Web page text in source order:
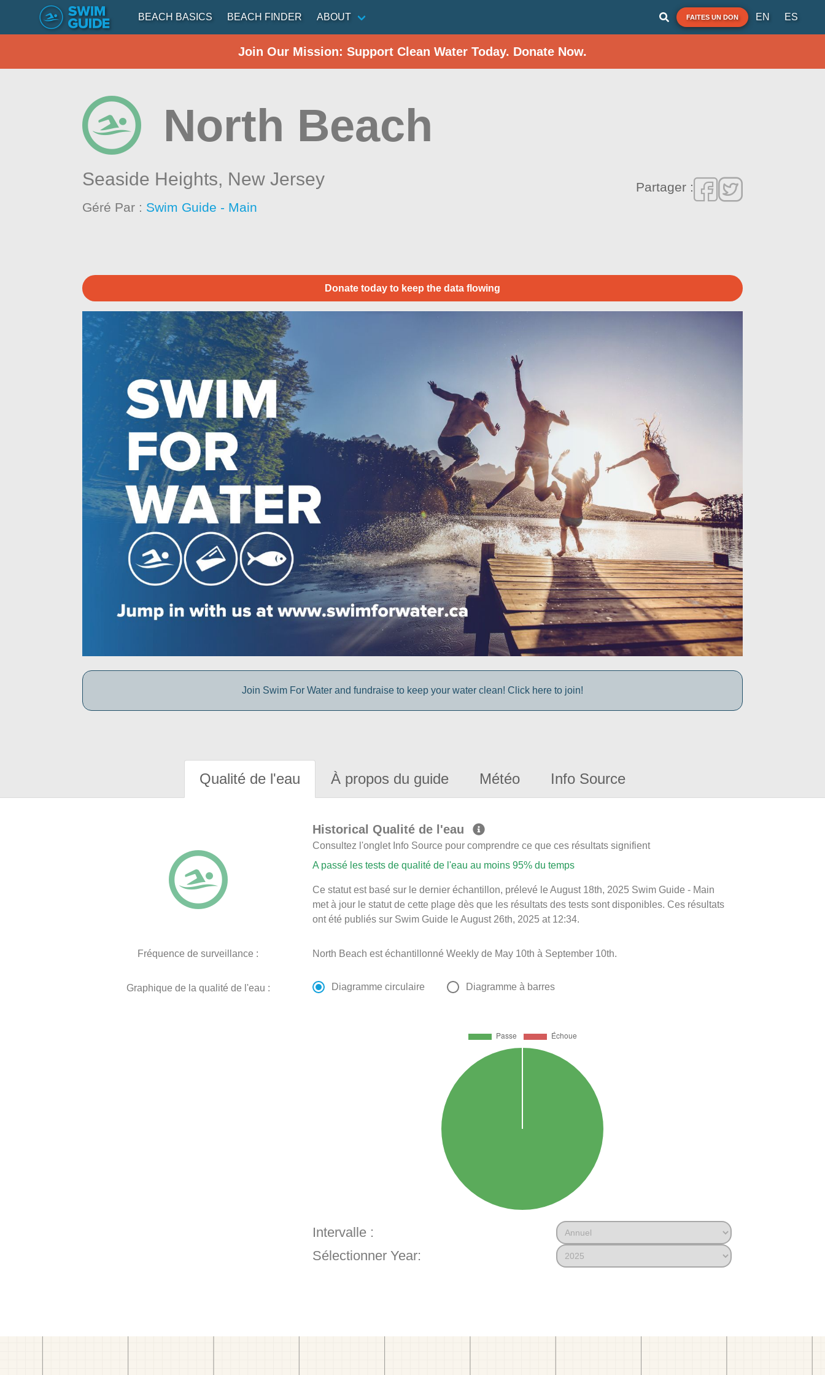
BEACH BASICS BEACH FINDER ABOUT FAITES UN DON EN ES
Join Our Mission: Support Clean Water Today. Donate Now.
North Beach
Seaside Heights, New Jersey
Géré Par : Swim Guide - Main
Partager :
Donate today to keep the data flowing
Join Swim For Water and fundraise to keep your water clean! Click here to join!
Qualité de l'eau À propos du guide Météo Info Source
Historical Qualité de l'eau
Consultez l'onglet Info Source pour comprendre ce que ces résultats signifient
A passé les tests de qualité de l'eau au moins 95% du temps
Ce statut est basé sur le dernier échantillon, prélevé le August 18th, 2025 Swim Guide - Main
met à jour le statut de cette plage dès que les résultats des tests sont disponibles. Ces résultats
ont été publiés sur Swim Guide le August 26th, 2025 at 12:34.
Fréquence de surveillance : North Beach est échantillonné Weekly de May 10th à September 10th.
Graphique de la qualité de l'eau : Diagramme circulaire Diagramme à barres
Intervalle :
Sélectionner Year: